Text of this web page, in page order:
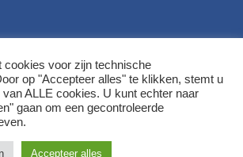
Vitale Waddenkust
cookies voor zijn technische
op "Accepteer alles" te klikken, stemt u
van ALLE cookies. U kunt echter naar
gaan om een ​​gecontroleerde
Accepteer alles